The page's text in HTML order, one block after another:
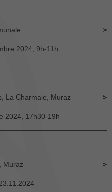
2024, 9h-11h
La Charmaie, Muraz
2024, 17h30-19h
Muraz